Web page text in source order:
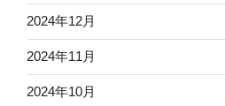
2024年12月
2024年11月
2024年10月